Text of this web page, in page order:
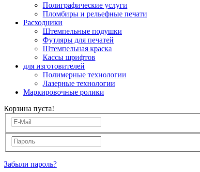
Полиграфические услуги
Пломбиры и рельефные печати
Расходники
Штемпельные подушки
Футляры для печатей
Штемпельная краска
Кассы шрифтов
для изготовителей
Полимерные технологии
Лазерные технологии
Маркировочные ролики
Корзина пуста!
Забыли пароль?